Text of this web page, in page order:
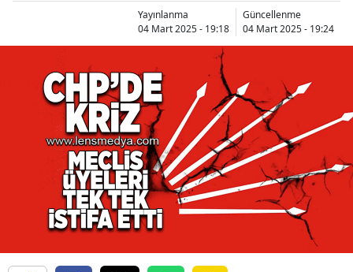
Yayınlanma
04 Mart 2025 - 19:18
Güncellenme
04 Mart 2025 - 19:24